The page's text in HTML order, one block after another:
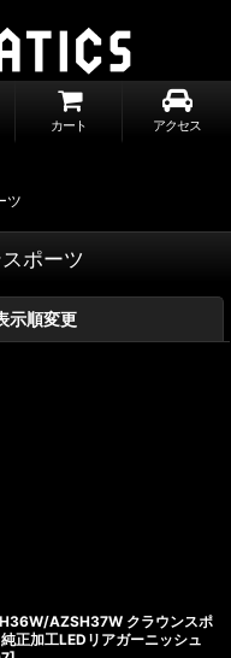
カート アクセス
ツ
ポーツ
示順変更
AZSH37W クラウンスポ
正加工LEDリアガーニッシュ